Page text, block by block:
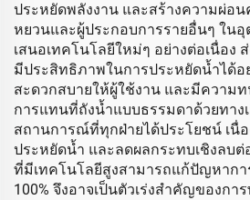
ประหยัดพลังงาน และสร้างความผ่อน
หยวนและผู้ประกอบการรายอื่นๆ ใน
เสนอเทคโนโลยีใหม่ๆ อย่างต่อเนื่อง
มีประสิทธิภาพในการประหยัดน้ำได้อ
สะดวกสบายให้ผู้ใช้งาน และมีความ
การแทนที่ถังน้ำแบบธรรมดาด้วยทาง
สถานการณ์ที่ทุกฝ่ายได้ประโยชน์ เนื่
ประหยัดน้ำ และลดผลกระทบเชิงลบ
ที่มีเทคโนโลยีสูงสามารถแก้ปัญหาก
100% จึงอาจเป็นตัวเร่งสำคัญของก